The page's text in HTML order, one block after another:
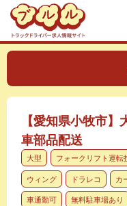
【愛知県小牧市
車部品配送
大型 フォークリフト運転
ウィング
ドラレコ カ
車通勤可
無料駐車場あり